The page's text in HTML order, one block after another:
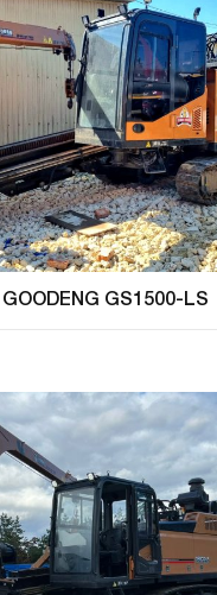
GS1500-LS